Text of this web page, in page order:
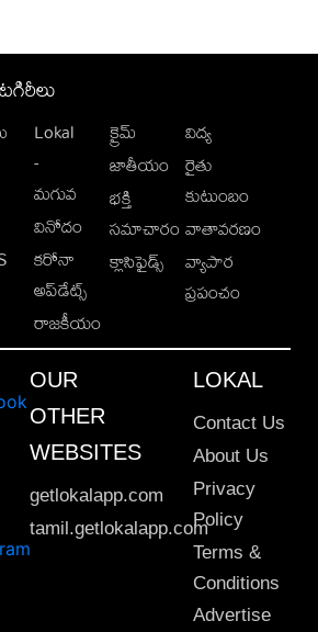
Lokal
-
మగువ
వినోదం
కరోనా
అప్‌డేట్స్
రాజకీయం
క్రైమ్
జాతీయం
భక్తి
సమాచారం
క్లాసిఫైడ్స్
విద్య
రైతు
కుటుంబం
వాతావరణం
వ్యాపార
ప్రపంచం
OUR
OTHER
WEBSITES
getlokalapp.com
tamil.getlokalapp.com
LOKAL
Contact Us
About Us
Privacy
Policy
Terms &
Conditions
Advertise